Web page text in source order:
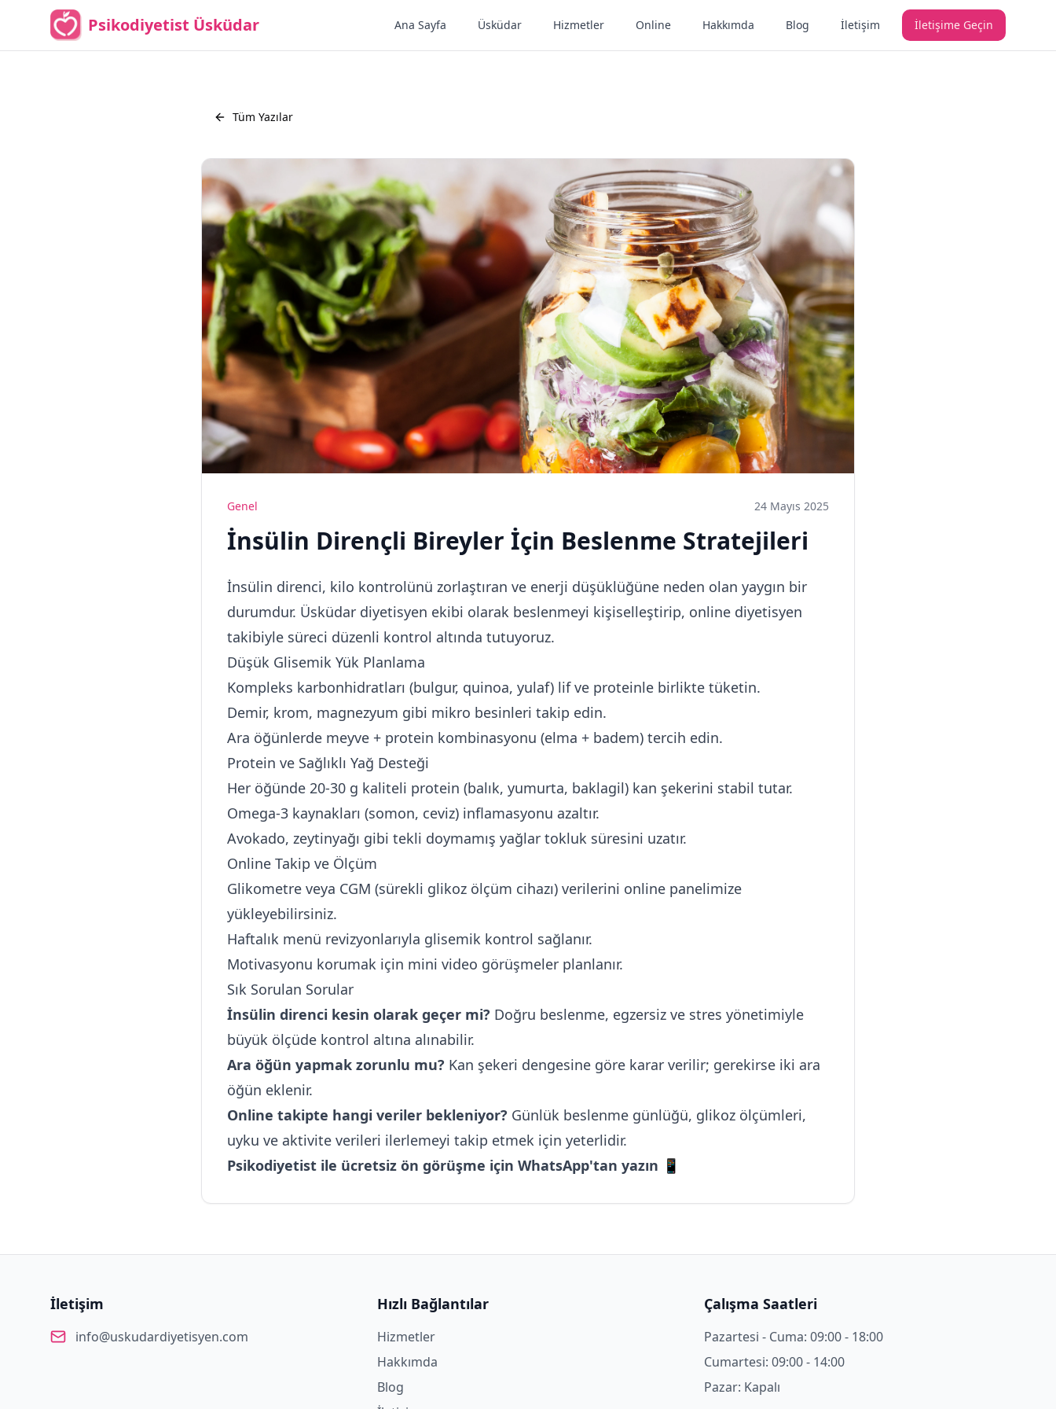
Psikodiyetist Üsküdar Ana Sayfa Üsküdar Hizmetler Online Hakkımda Blog İletişim İletişime Geçin
Tüm Yazılar
Genel 24 Mayıs 2025
İnsülin Dirençli Bireyler İçin Beslenme Stratejileri
İnsülin direnci, kilo kontrolünü zorlaştıran ve enerji düşüklüğüne neden olan yaygın bir
durumdur. Üsküdar diyetisyen ekibi olarak beslenmeyi kişiselleştirip, online diyetisyen
takibiyle süreci düzenli kontrol altında tutuyoruz.
Düşük Glisemik Yük Planlama
Kompleks karbonhidratları (bulgur, quinoa, yulaf) lif ve proteinle birlikte tüketin.
Demir, krom, magnezyum gibi mikro besinleri takip edin.
Ara öğünlerde meyve + protein kombinasyonu (elma + badem) tercih edin.
Protein ve Sağlıklı Yağ Desteği
Her öğünde 20-30 g kaliteli protein (balık, yumurta, baklagil) kan şekerini stabil tutar.
Omega-3 kaynakları (somon, ceviz) inflamasyonu azaltır.
Avokado, zeytinyağı gibi tekli doymamış yağlar tokluk süresini uzatır.
Online Takip ve Ölçüm
Glikometre veya CGM (sürekli glikoz ölçüm cihazı) verilerini online panelimize
yükleyebilirsiniz.
Haftalık menü revizyonlarıyla glisemik kontrol sağlanır.
Motivasyonu korumak için mini video görüşmeler planlanır.
Sık Sorulan Sorular
İnsülin direnci kesin olarak geçer mi? Doğru beslenme, egzersiz ve stres yönetimiyle
büyük ölçüde kontrol altına alınabilir.
Ara öğün yapmak zorunlu mu? Kan şekeri dengesine göre karar verilir; gerekirse iki ara
öğün eklenir.
Online takipte hangi veriler bekleniyor? Günlük beslenme günlüğü, glikoz ölçümleri,
uyku ve aktivite verileri ilerlemeyi takip etmek için yeterlidir.
Psikodiyetist ile ücretsiz ön görüşme için WhatsApp'tan yazın 📱
İletişim
info@uskudardiyetisyen.com
Hızlı Bağlantılar
Hizmetler
Hakkımda
Blog
Çalışma Saatleri
Pazartesi - Cuma: 09:00 - 18:00
Cumartesi: 09:00 - 14:00
Pazar: Kapalı